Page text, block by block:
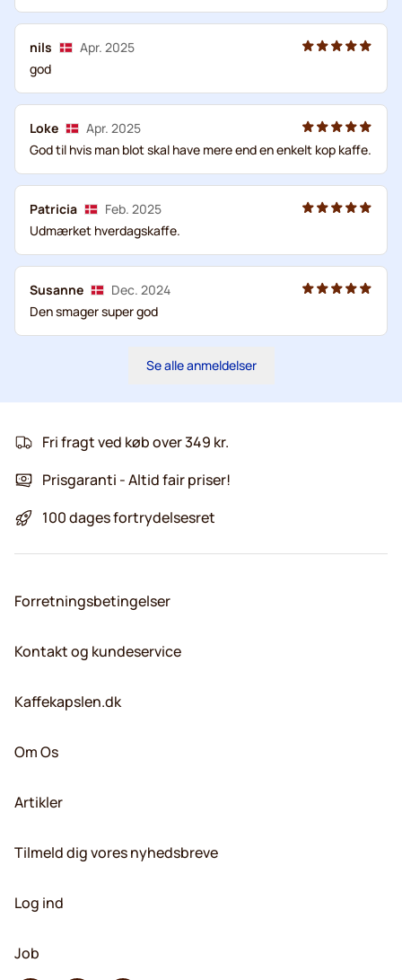
nils
Apr. 2025
god
Loke
Apr. 2025
God til hvis man blot skal have mere end en enkelt kop kaffe.
Patricia
Feb. 2025
Udmærket hverdagskaffe.
Susanne
Dec. 2024
Den smager super god
Se alle anmeldelser
Fri fragt ved køb over 349 kr.
Prisgaranti - Altid fair priser!
100 dages fortrydelsesret
Forretningsbetingelser
Kontakt og kundeservice
Kaffekapslen.dk
Om Os
Artikler
Tilmeld dig vores nyhedsbreve
Log ind
Job